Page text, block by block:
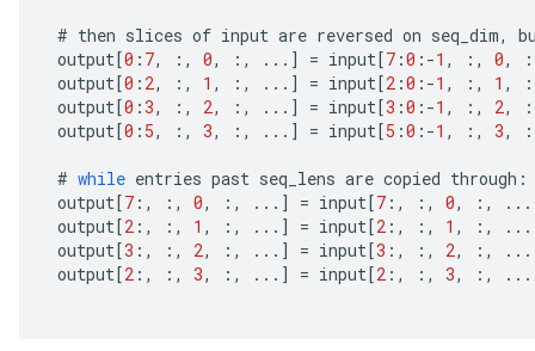
# then slices of input are reversed on seq_dim,
output[0 : 7, :, 0, :, ... ] = input[7 :0 : -1 , :, 0,
output[0 : 2, :, 1 , :, ... ] = input[2 :0 : -1 , :, 1 ,
output[0 :3, :, 2, :, ... ] = input[3 :0 : -1 , :, 2,
output[0 : 5, :, 3, :, ... ] = input[5 :0 : -1 , :, 3,
# while entries past seq_lens are copied through :
output[7 :, :, 0, :, ... ] = input[7 :, :, 0, :, ...
output[2 :, :, 1 , :, ... ] = input[2 :, :, 1 , :, ...
output[3 :, :, 2, :, ... ] = input[3 :, :, 2, :, ...
output[2 :, :, 3, :, ... ] = input[2 :, :, 3, :, ...